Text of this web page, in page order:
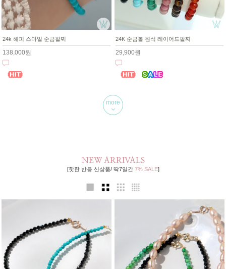
24k 해피 스마일 순금팔찌
138,000원
24K 순금볼 원석 레이어드팔찌
29,900원
more
NEW ARRIVALS
[핫한 반응 신상품/ 딱7일간 7% SALE]